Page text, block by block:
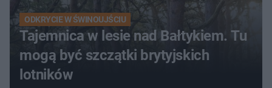
ODKRYCIE W ŚWINOUJŚCIU
Tajemnica w lesie nad Bałtykiem. Tu
mogą być szczątki brytyjskich
lotników